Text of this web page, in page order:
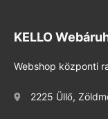
KELLO
Webshop központi
2225 Üllő,